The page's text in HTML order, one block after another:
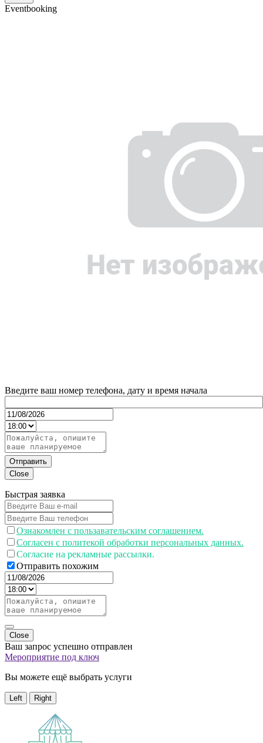
Eventbooking
Введите ваш номер телефона, дату и время начала
Отправить
Close
Быстрая заявка
Ознакомлен с пользавательским соглашением.
Согласен с политекой обработки персональных данных.
Согласие на рекламные рассылки.
Отправить похожим
Close
Ваш запрос успешно отправлен
Мероприятие под ключ
Вы можете ещё выбрать услуги
Left Right